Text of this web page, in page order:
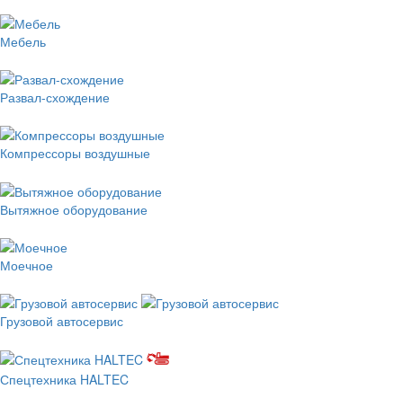
Мебель
Развал-схождение
Компрессоры воздушные
Вытяжное оборудование
Моечное
Грузовой автосервис
Спецтехника HALTEC